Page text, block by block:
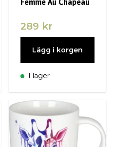
Femme Au Chapeau
289 kr
Lägg i korgen
I lager